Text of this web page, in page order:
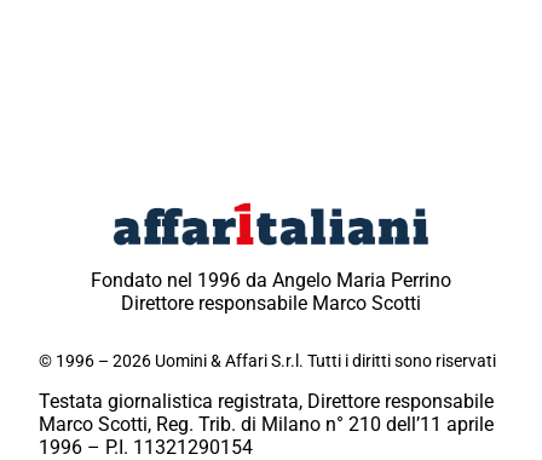
Fondato nel 1996 da Angelo Maria Perrino
Direttore responsabile Marco Scotti
© 1996 – 2026 Uomini & Affari S.r.l. Tutti i diritti sono riservati
Testata giornalistica registrata, Direttore responsabile
Marco Scotti, Reg. Trib. di Milano n° 210 dell’11 aprile
1996 – P.I. 11321290154